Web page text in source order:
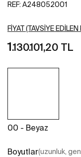
REF: A248052001
FIYAT (TAVSIYE
1.130.101,20 TL
00 - Beyaz
Boyutlar(uzunluk,